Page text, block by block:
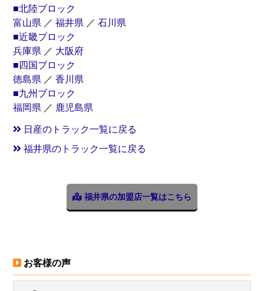
■北陸ブロック
富山県 ／ 福井県 ／ 石川県
■近畿ブロック
兵庫県 ／ 大阪府
■四国ブロック
徳島県 ／ 香川県
■九州ブロック
福岡県 ／ 鹿児島県
日産のトラック一覧に戻る
福井県のトラック一覧に戻る
福井県の加盟店一覧はこちら
お客様の声